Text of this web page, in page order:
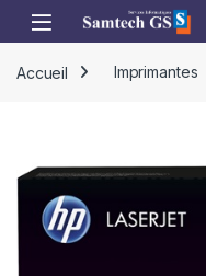
Skip to navigation
Skip to content
Accueil Imprimantes